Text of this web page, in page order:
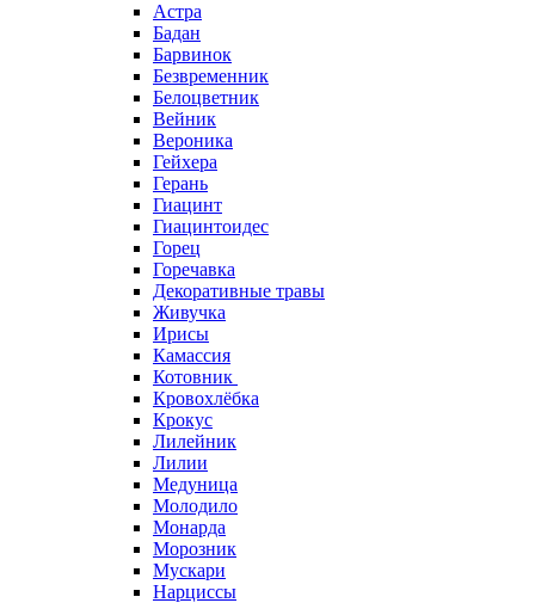
Астра
Бадан
Барвинок
Безвременник
Белоцветник
Вейник
Вероника
Гейхера
Герань
Гиацинт
Гиацинтоидес
Горец
Горечавка
Декоративные травы
Живучка
Ирисы
Камассия
Котовник
Кровохлёбка
Крокус
Лилейник
Лилии
Медуница
Молодило
Монарда
Морозник
Мускари
Нарциссы